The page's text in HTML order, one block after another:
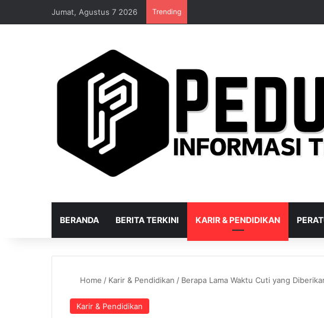
Jumat, Agustus 7 2026 Trending
BERANDA BERITA TERKINI KARIR & PENDIDIKAN
Home / Karir & Pendidikan / Berapa Lama Waktu Cuti yang
Karir & Pendidikan